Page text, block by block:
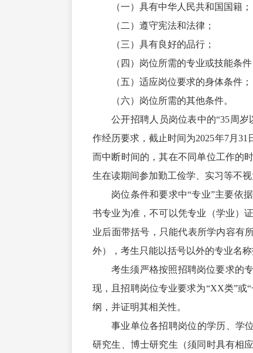
（一）具有中华人民共和国国籍；
（二）遵守宪法和法律；
（三）具有良好的品行；
（四）岗位所需的专业或技能条件
（五）适应岗位要求的身体条件；
（六）岗位所需的其他条件。
公开招聘人员岗位表中的“35周
作经历要求，截止时间为2025年7月
而中断时间的，其在不同单位工作的
生在读期间参加勤工俭学、实习等不视
岗位条件和要求中“专业”主要依据
书专业为准，不可以凭专业（学业）
业后面带括号，只能代表所学内容有
外），考生只能以括号以外的专业名称
考生须严格按照招聘岗位要求的
现，且招聘岗位专业要求为“XX类”或
纲，并证明其相关性。
事业单位各招聘岗位的学历、学
研究生、博士研究生（须同时具有相